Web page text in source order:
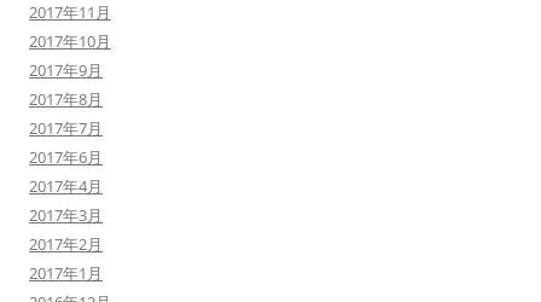
2017年11月
2017年10月
2017年9月
2017年8月
2017年7月
2017年6月
2017年4月
2017年3月
2017年2月
2017年1月